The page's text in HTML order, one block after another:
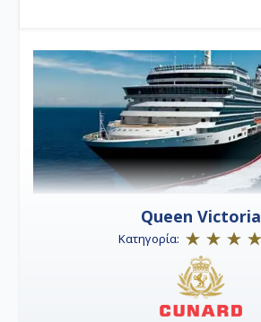
Queen Victoria
Κατηγορία: